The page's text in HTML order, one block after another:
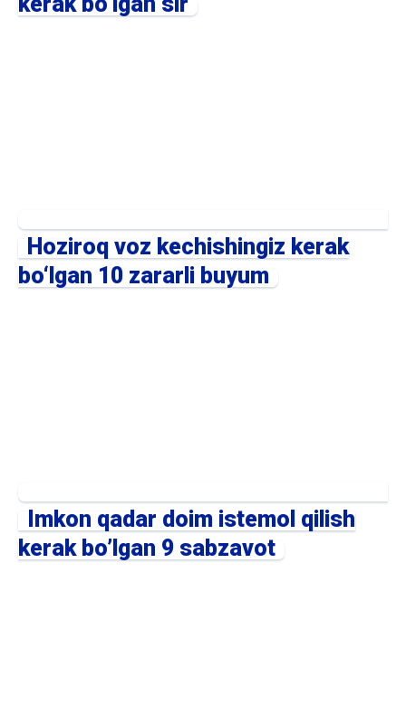
Hoziroq voz kechishingiz kerak
bo‘lgan 10 zararli buyum
Imkon qadar doim istemol qilish
kerak bo’lgan 9 sabzavot